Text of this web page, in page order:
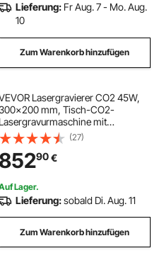
Lieferung: Fr Aug. 7 - Mo. Aug.
10
Zum Warenkorb hinzufügen
Lasergravierer CO2 45W,
mm, Tisch-CO2-
Lasergravurmaschine mit
Drehachse, Luftunterstützung,
kompatibel mit LightBurn,
CorelDRAW und GRBL, für Holz,
Acryl & Glas
(27)
85290€
Lager.
Lieferung:sobald Di. Aug. 11
Zum Warenkorb hinzufügen